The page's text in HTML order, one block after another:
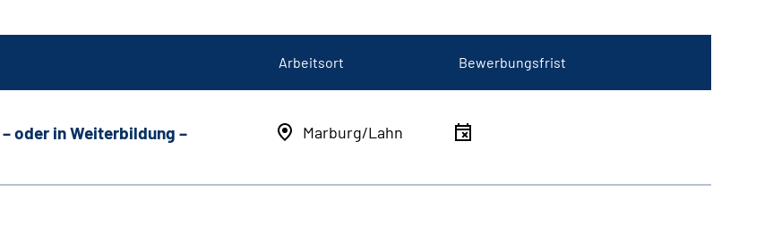
Arbeitsort Bewerbungsfrist
–oder in Weiterbildung –
Marburg/Lahn